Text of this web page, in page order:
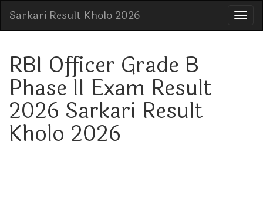
Sarkari Result Kholo 2026
RBI Officer Grade B
Phase II Exam Result
2026 Sarkari Result
Kholo 2026